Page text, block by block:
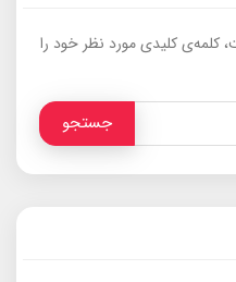
کلیدی مورد نظر خود را
جستجو